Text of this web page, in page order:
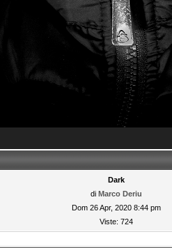
Dark
di Marco Deriu
Dom 26 Apr, 2020 8:44 pm
Viste: 724